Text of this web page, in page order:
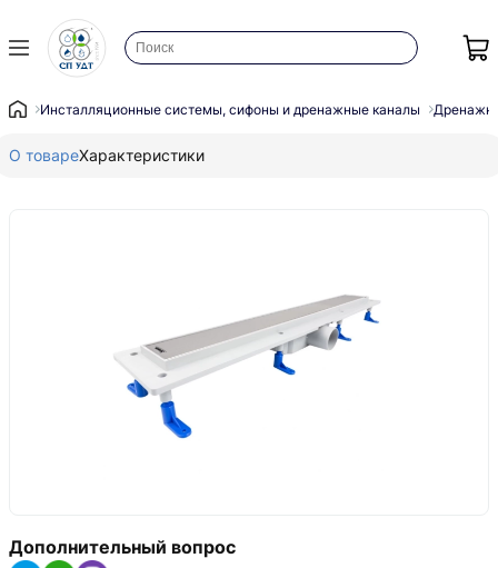
Инсталляционные системы, сифоны и дренажные каналы
О товареХарактеристики
Дополнительный вопрос